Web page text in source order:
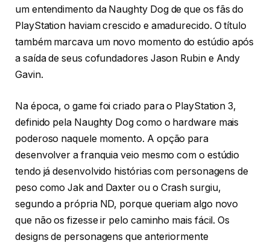
um entendimento da Naughty Dog de que os fãs do
PlayStation haviam crescido e amadurecido. O título
também marcava um novo momento do estúdio após
a saída de seus cofundadores Jason Rubin e Andy
Gavin.
Na época, o game foi criado para o PlayStation 3,
definido pela Naughty Dog como o hardware mais
poderoso naquele momento. A opção para
desenvolver a franquia veio mesmo com o estúdio
tendo já desenvolvido histórias com personagens de
peso como Jak and Daxter ou o Crash surgiu,
segundo a própria ND, porque queriam algo novo
que não os fizesse ir pelo caminho mais fácil. Os
designs de personagens que anteriormente